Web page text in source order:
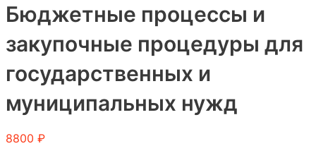
Бюджетные процессы и
закупочные процедуры для
государственных и
муниципальных нужд
8800 ₽